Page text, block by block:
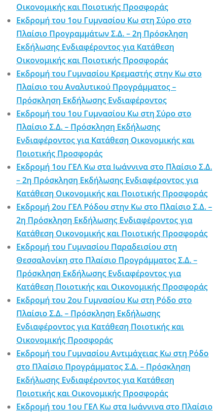
Οικονομικής και Ποιοτικής Προσφοράς
Εκδρομή του 1ου Γυμνασίου Κω στη Σύρο στο
Πλαίσιο Προγραμμάτων Σ.Δ. – 2η Πρόσκληση
Εκδήλωσης Ενδιαφέροντος για Κατάθεση
Οικονομικής και Ποιοτικής Προσφοράς
Εκδρομή του Γυμνασίου Κρεμαστής στην Κω στο
Πλαίσιο του Αναλυτικού Προγράμματος –
Πρόσκληση Εκδήλωσης Ενδιαφέροντος
Εκδρομή του 1ου Γυμνασίου Κω στη Σύρο στο
Πλαίσιο Σ.Δ. – Πρόσκληση Εκδήλωσης
Ενδιαφέροντος για Κατάθεση Οικονομικής και
Ποιοτικής Προσφοράς
Εκδρομή 1ου ΓΕΛ Κω στα Ιωάννινα στο Πλαίσιο Σ.Δ.
– 2η Πρόσκληση Εκδήλωσης Ενδιαφέροντος για
Κατάθεση Οικονομικής και Ποιοτικής Προσφοράς
Εκδρομή 2ου ΓΕΛ Ρόδου στην Κω στο Πλαίσιο Σ.Δ. –
2η Πρόσκληση Εκδήλωσης Ενδιαφέροντος για
Κατάθεση Οικονομικής και Ποιοτικής Προσφοράς
Εκδρομή του Γυμνασίου Παραδεισίου στη
Θεσσαλονίκη στο Πλαίσιο Προγράμματος Σ.Δ. –
Πρόσκληση Εκδήλωσης Ενδιαφέροντος για
Κατάθεση Ποιοτικής και Οικονομικής Προσφοράς
Εκδρομή του 2ου Γυμνασίου Κω στη Ρόδο στο
Πλαίσιο Σ.Δ. – Πρόσκληση Εκδήλωσης
Ενδιαφέροντος για Κατάθεση Ποιοτικής και
Οικονομικής Προσφοράς
Εκδρομή του Γυμνασίου Αντιμάχειας Κω στη Ρόδο
στο Πλαίσιο Προγράμματος Σ.Δ. – Πρόσκληση
Εκδήλωσης Ενδιαφέροντος για Κατάθεση
Ποιοτικής και Οικονομικής Προσφοράς
Εκδρομή του 1ου ΓΕΛ Κω στα Ιωάννινα στο Πλαίσιο